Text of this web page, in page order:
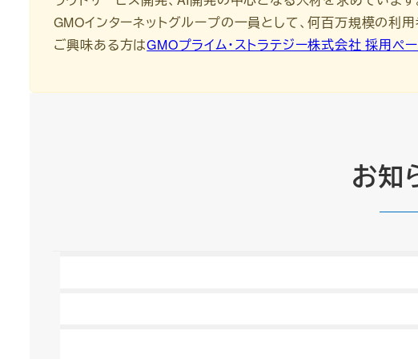
GMOインターネットグループの一員として、何百万規模の利
ご興味ある方はGMOプライム・ストラテジー株式会社 採用ペ
お知